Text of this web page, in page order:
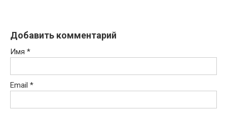
Добавить комментарий
Имя *
Email *